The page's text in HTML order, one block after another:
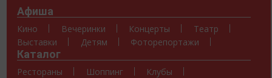
Афиша
Кино Вечеринки Концерты
Театр
Выставки
Детям Фоторепортажи
Каталог
Рестораны Шоппинг
Клубы